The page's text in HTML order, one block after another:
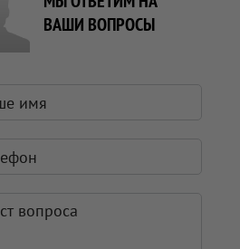
ВАШИ ВОПРОСЫ